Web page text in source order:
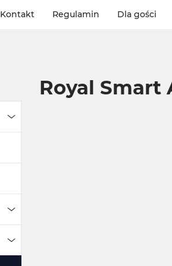
Kontakt Regulamin Dla gości
Lokalizacja
Osoby
Cena
Royal Smart